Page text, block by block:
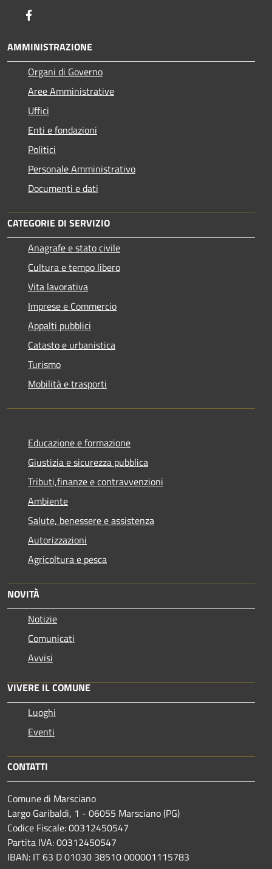
AMMINISTRAZIONE
Organi di Governo
Aree Amministrative
Uffici
Enti e fondazioni
Politici
Personale Amministrativo
Documenti e dati
CATEGORIE DI SERVIZIO
Anagrafe e stato civile
Cultura e tempo libero
Vita lavorativa
Imprese e Commercio
Appalti pubblici
Catasto e urbanistica
Turismo
Mobilità e trasporti
Educazione e formazione
Giustizia e sicurezza pubblica
Tributi,finanze e contravvenzioni
Ambiente
Salute, benessere e assistenza
Autorizzazioni
Agricoltura e pesca
NOVITÀ
Notizie
Comunicati
Avvisi
VIVERE IL COMUNE
Luoghi
Eventi
CONTATTI
Comune di Marsciano
Largo Garibaldi, 1 - 06055 Marsciano (PG)
Codice Fiscale: 00312450547
Partita IVA: 00312450547
IBAN: IT 63 D 01030 38510 000001115783